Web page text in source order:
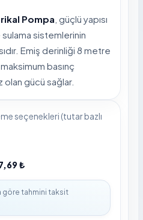
Pompa , güçlü yapısı
sistemlerinin
Emiş derinliği 8 metre
basınç
olan gücü sağlar.
seçenekleri (tutar bazlı
₺